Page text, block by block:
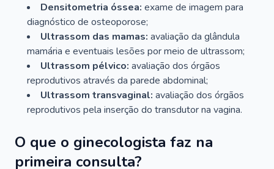
Densitometria óssea: exame de imagem para
diagnóstico de osteoporose;
Ultrassom das mamas: avaliação da glândula
mamária e eventuais lesões por meio de ultrassom;
Ultrassom pélvico: avaliação dos órgãos
reprodutivos através da parede abdominal;
Ultrassom transvaginal: avaliação dos órgãos
reprodutivos pela inserção do transdutor na vagina.
O que o ginecologista faz na
primeira consulta?